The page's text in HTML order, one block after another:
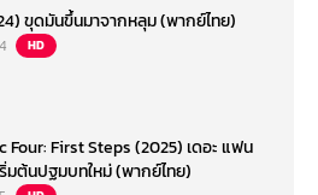
ขุดมันขึ้นมาจากหลุม (พากย์ไทย)
HD
Four: First Steps (2025) เดอะ แฟน
มต้นปฐมบทใหม่ (พากย์ไทย)